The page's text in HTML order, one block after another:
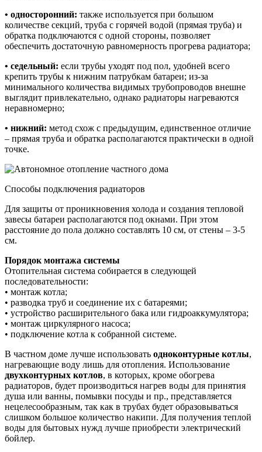
• односторонний: также используется при большом
количестве секций, труба с горячей водой (прямая труба) и
обратка подключаются с одной стороны, позволяет
обеспечить достаточную равномерность прогрева радиатора;
• седельный: если трубы уходят под пол, удобней всего
крепить трубы к нижним патрубкам батареи; из-за
минимального количества видимых трубопроводов внешне
выглядит привлекательно, однако радиаторы нагреваются
неравномерно;
• нижний: метод схож с предыдущим, единственное отличие
– прямая труба и обратка располагаются практически в одной
точке.
Способы подключения радиаторов
Для защиты от проникновения холода и создания тепловой
завесы батареи располагаются под окнами. При этом
расстояние до пола должно составлять 10 см, от стены – 3-5
см.
Порядок монтажа системы
Отопительная система собирается в следующей
последовательности:
• монтаж котла;
• разводка труб и соединение их с батареями;
• устройство расширительного бака или гидроаккумулятора;
• монтаж циркулярного насоса;
• подключение котла к собранной системе.
В частном доме лучше использовать одноконтурные котлы,
нагревающие воду лишь для отопления. Использование
двухконтурных котлов, в которых, кроме обогрева
радиаторов, будет производиться нагрев воды для принятия
душа или ванны, помывки посуды и пр., представляется
нецелесообразным, так как в трубах будет образовываться
слишком большое количество накипи. Для получения теплой
воды для бытовых нужд лучше приобрести электрический
бойлер.